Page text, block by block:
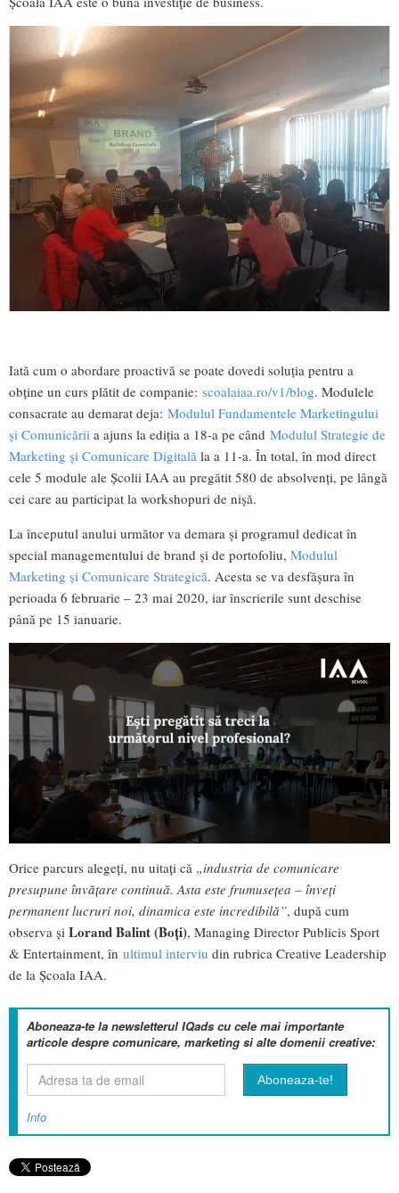
Iată cum o abordare proactivă se poate dovedi soluția pentru a
obține un curs plătit de companie: scoalaiaa.ro/v1/blog. Modulele
consacrate au demarat deja: Modulul Fundamentele Marketingului
și Comunicării a ajuns la ediția a 18-a pe când Modulul Strategie de
Marketing și Comunicare Digitală la a 11-a. În total, în mod direct
cele 5 module ale Școlii IAA au pregătit 580 de absolvenți, pe lângă
cei care au participat la workshopuri de nișă.
La începutul anului următor va demara și programul dedicat în
special managementului de brand și de portofoliu, Modulul
Marketing și Comunicare Strategică. Acesta se va desfășura în
perioada 6 februarie – 23 mai 2020, iar înscrierile sunt deschise
până pe 15 ianuarie.
Orice parcurs alegeți, nu uitați că „industria de comunicare
presupune învățare continuă. Asta este frumusețea – înveți
permanent lucruri noi, dinamica este incredibilă”, după cum
observa și Lorand Balint (Boți), Managing Director Publicis Sport
& Entertainment, în ultimul interviu din rubrica Creative Leadership
de la Școala IAA.
Aboneaza-te la newsletterul IQads cu cele mai importante
articole despre comunicare, marketing si alte domenii creative:
Info